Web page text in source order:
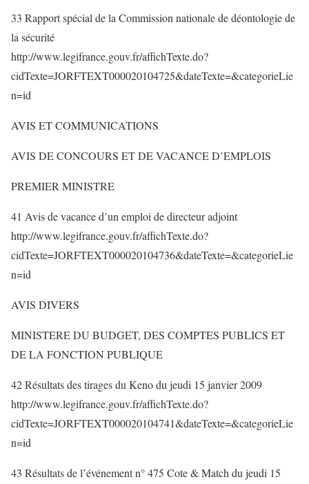
33 Rapport spécial de la Commission nationale de déontologie de
la sécurité
http://www.legifrance.gouv.fr/affichTexte.do?
cidTexte=JORFTEXT000020104725&dateTexte=&categorieLie
n=id
AVIS ET COMMUNICATIONS
AVIS DE CONCOURS ET DE VACANCE D’EMPLOIS
PREMIER MINISTRE
41 Avis de vacance d’un emploi de directeur adjoint
http://www.legifrance.gouv.fr/affichTexte.do?
cidTexte=JORFTEXT000020104736&dateTexte=&categorieLie
n=id
AVIS DIVERS
MINISTERE DU BUDGET, DES COMPTES PUBLICS ET
DE LA FONCTION PUBLIQUE
42 Résultats des tirages du Keno du jeudi 15 janvier 2009
http://www.legifrance.gouv.fr/affichTexte.do?
cidTexte=JORFTEXT000020104741&dateTexte=&categorieLie
n=id
43 Résultats de l’événement n° 475 Cote & Match du jeudi 15